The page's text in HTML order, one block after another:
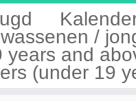
/
years and
(under 19